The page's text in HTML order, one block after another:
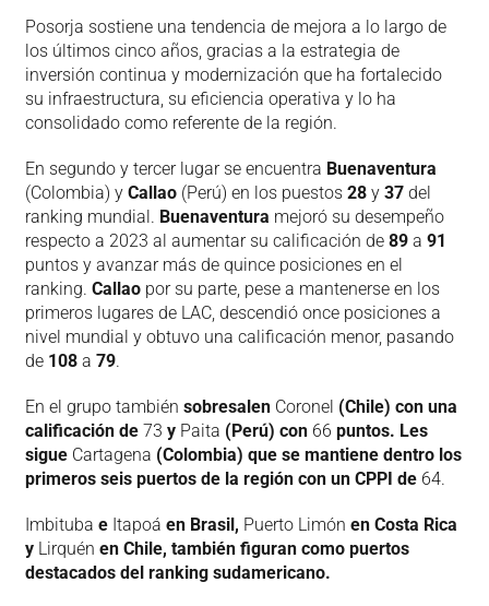
Posorja sostiene una tendencia de mejora a lo largo de
los últimos cinco años, gracias a la estrategia de
inversión continua y modernización que ha fortalecido
su infraestructura, su eficiencia operativa y lo ha
consolidado como referente de la región.
En segundo y tercer lugar se encuentra Buenaventura
(Colombia) y Callao(Perú) en los puestos 28y 37del
ranking mundial. Buenaventura mejoró su desempeño
respecto a 2023 al aumentar su calificación de 89a 91
puntos y avanzar más de quince posiciones en el
ranking. Callaopor su parte, pese a mantenerse en los
primeros lugares de LAC, descendió once posiciones a
nivel mundial y obtuvo una calificación menor, pasando
de 108a 79.
En el grupo también sobresalenCoronel (Chile) con una
calificación de 73 yPaita (Perú) con 66 puntos. Les
sigue Cartagena (Colombia) que se mantiene dentro los
primeros seis puertos de la región con un CPPI de 64.
Imbituba e Itapoá en Brasil, Puerto Limón en Costa Rica
y Lirquén en Chile, también figuran como puertos
destacados del ranking sudamericano.